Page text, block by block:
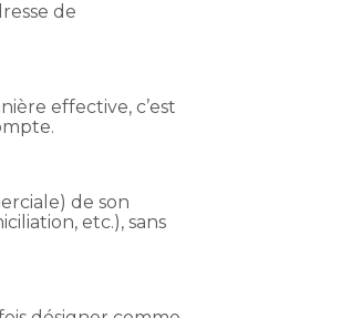
de
effective, c’est
de son
etc.), sans